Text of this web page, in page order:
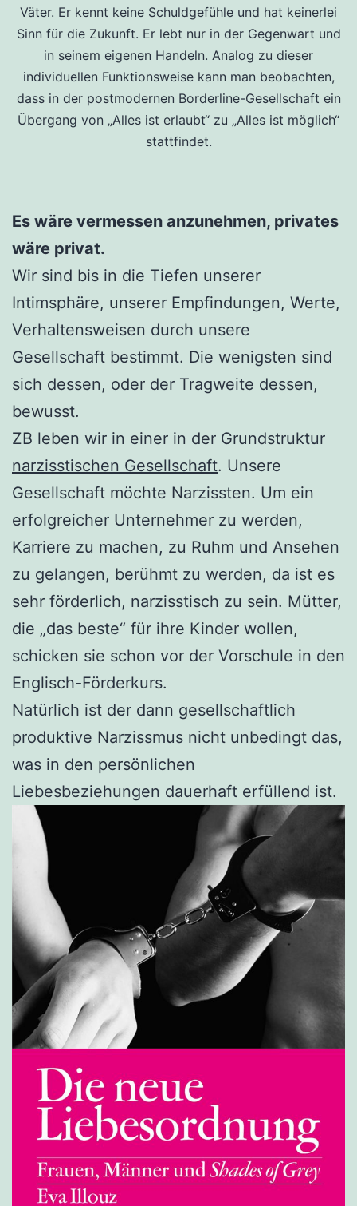
Väter. Er kennt keine Schuldgefühle und hat keinerlei
Sinn für die Zukunft. Er lebt nur in der Gegenwart und
in seinem eigenen Handeln. Analog zu dieser
individuellen Funktionsweise kann man beobachten,
dass in der postmodernen Borderline-Gesellschaft ein
Übergang von „Alles ist erlaubt“ zu „Alles ist möglich“
stattfindet.
Es wäre vermessen anzunehmen, privates
wäre privat.
Wir sind bis in die Tiefen unserer
Intimsphäre, unserer Empfindungen, Werte,
Verhaltensweisen durch unsere
Gesellschaft bestimmt. Die wenigsten sind
sich dessen, oder der Tragweite dessen,
bewusst.
ZB leben wir in einer in der Grundstruktur
narzisstischen Gesellschaft. Unsere
Gesellschaft möchte Narzissten. Um ein
erfolgreicher Unternehmer zu werden,
Karriere zu machen, zu Ruhm und Ansehen
zu gelangen, berühmt zu werden, da ist es
sehr förderlich, narzisstisch zu sein. Mütter,
die „das beste“ für ihre Kinder wollen,
schicken sie schon vor der Vorschule in den
Englisch-Förderkurs.
Natürlich ist der dann gesellschaftlich
produktive Narzissmus nicht unbedingt das,
was in den persönlichen
Liebesbeziehungen dauerhaft erfüllend ist.